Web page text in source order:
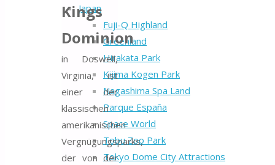
Japan
Fuji-Q Highland
Greenland
Hirakata Park
Kijima Kogen Park
Nagashima Spa Land
Parque España
Space World
Tobu Zoo Park
Tokyo Dome City Attractions
Kings
Dominion
in Doswell,
Virginia, ist
einer der
klassischen
amerikanischen
Vergnügungsparks,
der von der